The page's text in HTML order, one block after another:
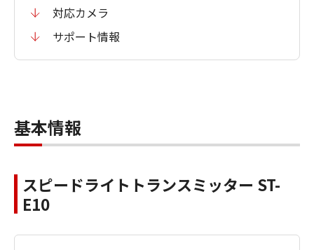
対応カメラ
サポート情報
基本情報
スピードライトトランスミッター ST-
E10